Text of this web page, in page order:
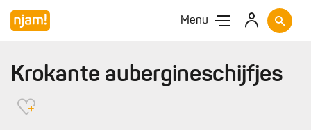
Menu
Krokante aubergineschijfjes